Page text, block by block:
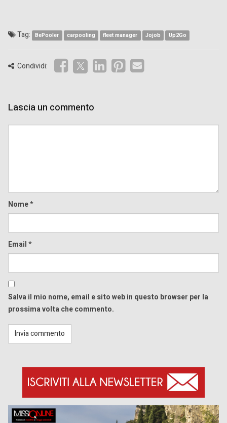
Tag: BePooler carpooling fleet manager Jojob Up2Go
Condividi:
Lascia un commento
Nome*
Email*
Salva il mio nome, email e sito web in questo browser per la
prossima volta che commento.